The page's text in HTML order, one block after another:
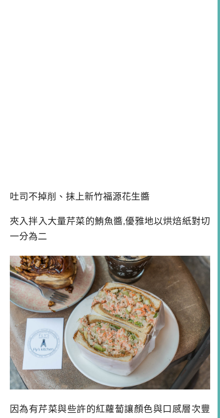
吐司不掉削、抹上新竹福源花生醬
夾入拌入大量芹菜的鮪魚醬,優雅地以烘焙紙對切
一分為二
因為有芹菜與些許的紅蘿蔔讓顏色與口感層次豐